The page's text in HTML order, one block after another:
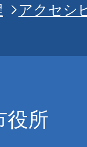
アクセシ
役所